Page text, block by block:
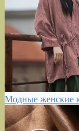
Модные женские